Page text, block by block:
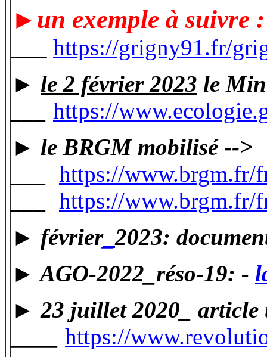
►un exemple à suivre
https://grigny91.fr/
► le 2 février 2023 le
https://
► le BRGM mobilisé -->
https://www.brgm.fr/
https://www.brgm.fr/
► février_2023:
► AGO-2022_réso-19: -
► 23 juillet 2020_ article
https://